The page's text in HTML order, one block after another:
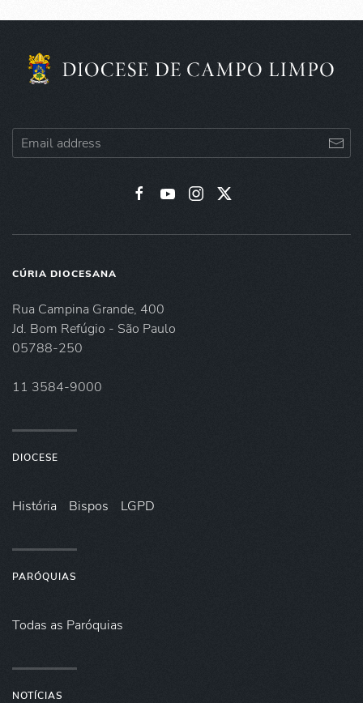
CÚRIA DIOCESANA
Rua Campina Grande, 400
Jd. Bom Refúgio - São Paulo
05788-250
11 3584-9000
DIOCESE
História Bispos LGPD
PARÓQUIAS
Todas as Paróquias
NOTÍCIAS